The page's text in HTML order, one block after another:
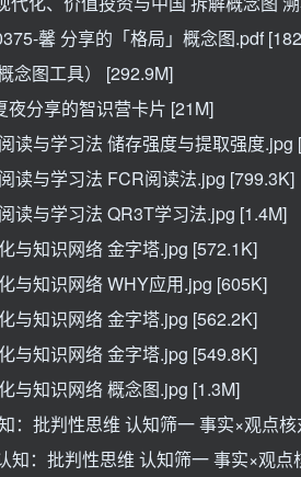
馨 分享的「格局」概念图.pdf
图工具） [292.9M]
分享的智识营卡片 [21M]
与学习法 储存强度与提取强度.jpg
与学习法 FCR阅读法.jpg [799.3K]
与学习法 QR3T学习法.jpg [1.4M]
知识网络 金字塔.jpg [572.1K]
知识网络 WHY应用.jpg [605K]
知识网络 金字塔.jpg [562.2K]
知识网络 金字塔.jpg [549.8K]
知识网络 概念图.jpg [1.3M]
批判性思维 认知筛一 事实×观点核
：批判性思维 认知筛一 事实×观点